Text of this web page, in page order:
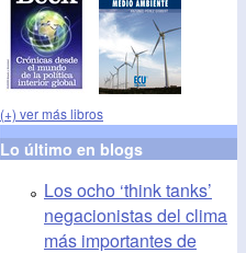
(+) ver más libros
Lo último en blogs
Los ocho ‘think tanks’
negacionistas del clima
más importantes de